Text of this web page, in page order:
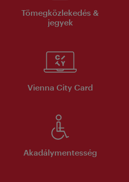
Tömegközlekedés &
jegyek
Vienna City Card
Akadálymentesség